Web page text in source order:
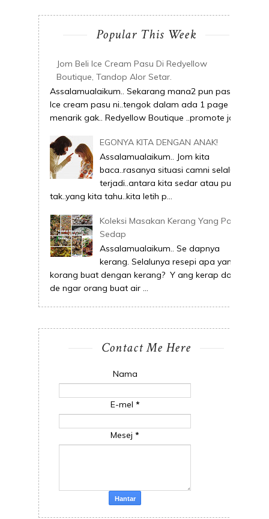
Popular This Week
Jom Beli Ice Cream Pasu Di Redyellow
Boutique, Tandop Alor Setar.
Assalamualaikum.. Sekarang mana2 pun pasai
Ice cream pasu ni..tengok dalam ada 1 page ni
menarik gak.. Redyellow Boutique ..promote joi...
EGONYA KITA DENGAN ANAK!
Assalamualaikum.. Jom kita
baca..rasanya situasi camni selalu
terjadi..antara kita sedar atau pun
tak..yang kita tahu..kita letih p...
Koleksi Masakan Kerang Yang Pasti
Sedap
Assalamualaikum.. Se dapnya
kerang. Selalunya resepi apa yang
korang buat dengan kerang? Y ang kerap dok
de ngar orang buat air ...
Contact Me Here
Nama
E-mel *
Mesej *